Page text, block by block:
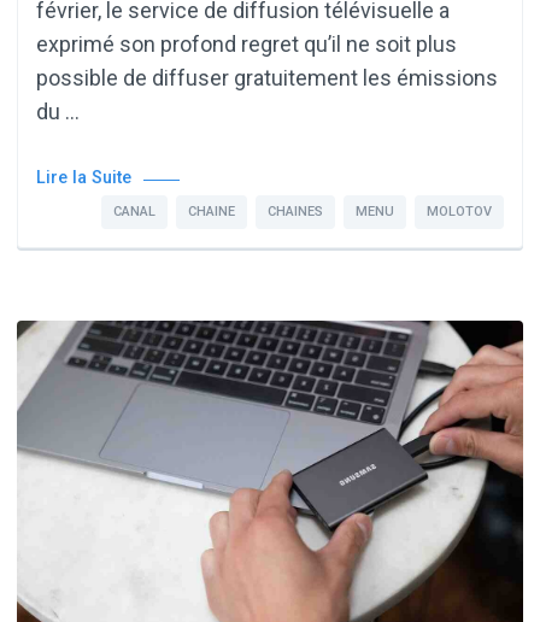
février, le service de diffusion télévisuelle a
exprimé son profond regret qu’il ne soit plus
possible de diffuser gratuitement les émissions
du …
Lire la Suite
CANAL CHAINE CHAINES MENU MOLOTOV